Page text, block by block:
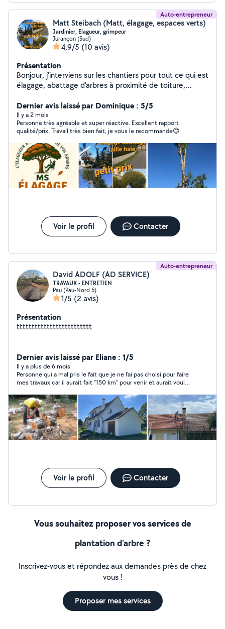
Auto-entrepreneur
Matt Steibach (Matt, élagage, espaces verts)
Jardinier, Elagueur, grimpeur
Jurançon (Sud)
4,9/5 (10 avis)
Présentation
Bonjour, j'interviens sur les chantiers pour tout ce qui est
élagage, abattage d'arbres à proximité de toiture,
Haie d arbres dangereux et je peux faire aussi tout ce
qui est homme toute main
Dernier avis laissé par Dominique : 5/5
Il y a 2 mois
Personne très agréable et super réactive. Excellent rapport
qualité/prix. Travail très bien fait, je vous le recommande😊
Voir le profil Contacter
Auto-entrepreneur
David ADOLF (AD SERVICE)
TRAVAUX - ENTRETIEN
Pau (Pau-Nord 5)
1/5 (2 avis)
Présentation
ttttttttttttttttttttttttt
Dernier avis laissé par Eliane : 1/5
Il y a plus de 6 mois
Personne qui a mal pris le fait que je ne l'ai pas choisi pour faire
mes travaux car il aurait fait "150 km" pour venir et aurait voulu
d'avoir choisi un vrai professionnel
Voir le profil Contacter
Vous souhaitez proposer vos services de
plantation d'arbre ?
Inscrivez-vous et répondez aux demandes près de chez
vous !
Proposer mes services